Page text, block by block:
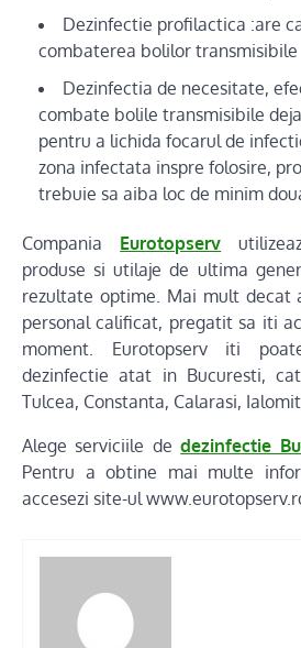
Dezinfectie profilactica :are
combaterea bolilor transmisibile
Dezinfectia de necesitate,
combate bolile transmisibile
pentru a lichida focarul de
zona infectata inspre folosire,
trebuie sa aiba loc de minim
Compania Eurotopserv
produse si utilaje de ultima
rezultate optime. Mai mult decat
personal calificat, pregatit sa iti
moment. Eurotopserv iti
dezinfectie atat in Bucuresti,
Tulcea, Constanta, Calarasi,
Alege serviciile dedezinfectie
Pentru a obtine mai multe
accesezi site-ul